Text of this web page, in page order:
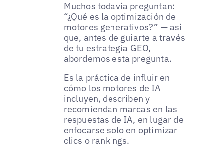
Muchos todavía preguntan:
“¿Qué es la optimización de
motores generativos?” — así
que, antes de guiarte a través
de tu estrategia GEO,
abordemos esta pregunta.
Es la práctica de influir en
cómo los motores de IA
incluyen, describen y
recomiendan marcas en las
respuestas de IA, en lugar de
enfocarse solo en optimizar
clics o rankings.